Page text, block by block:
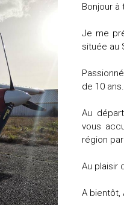
Bonjour à
Je me
située au
de 10 ans.
Au
vous
région
Au plaisir
A bientôt,